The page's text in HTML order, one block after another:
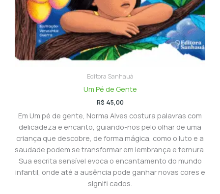
Editora Sanhauá
Um Pé de Gente
R$ 45,00
Em Um pé de gente, Norma Alves costura palavras com
delicadeza e encanto, guiando-nos pelo olhar de uma
criança que descobre, de forma mágica, como o luto e a
saudade podem se transformar em lembrança e ternura.
Sua escrita sensível evoca o encantamento do mundo
infantil, onde até a ausência pode ganhar novas cores e
signifi cados.